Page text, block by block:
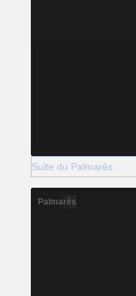
Suite du Palmarès
Palmarès